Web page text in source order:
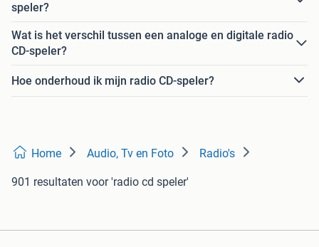
speler?
Wat is het verschil tussen een analoge en digitale radio
CD-speler?
Hoe onderhoud ik mijn radio CD-speler?
Home Audio, Tv en Foto Radio's
901 resultaten voor 'radio cd speler'